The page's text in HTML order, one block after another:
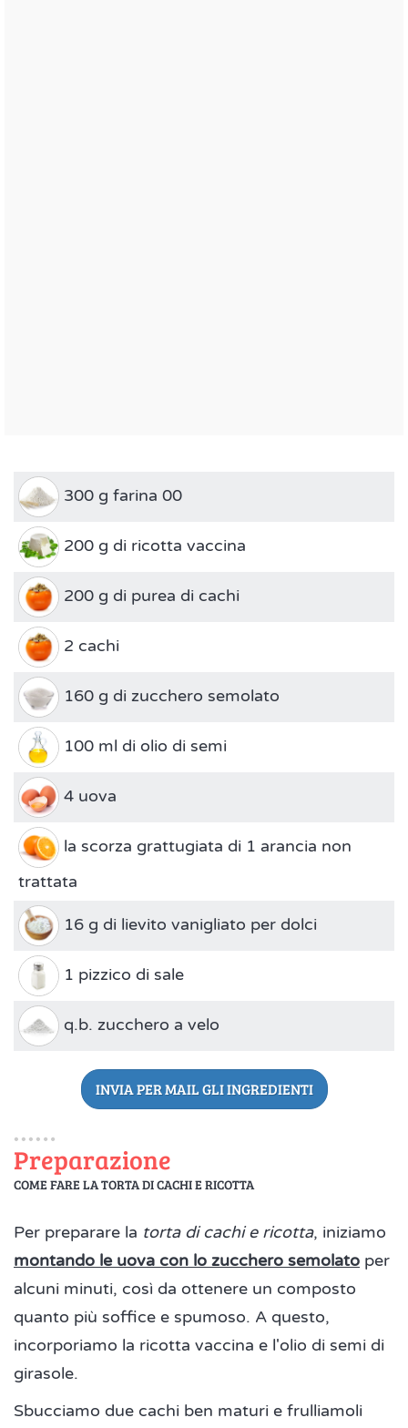
300 g farina 00
200 g di ricotta vaccina
200 g di purea di cachi
2 cachi
160 g di zucchero semolato
100 ml di olio di semi
4 uova
la scorza grattugiata di 1 arancia non
trattata
16 g di lievito vanigliato per dolci
1 pizzico di sale
q.b. zucchero a velo
INVIA PER MAIL GLI INGREDIENTI
Preparazione
COME FARE LA TORTA DI CACHI E RICOTTA
Per preparare la torta di cachi e ricotta, iniziamo
montando le uova con lo zucchero semolato per
alcuni minuti, così da ottenere un composto
quanto più soffice e spumoso. A questo,
incorporiamo la ricotta vaccina e l'olio di semi di
girasole.
Sbucciamo due cachi ben maturi e frulliamoli